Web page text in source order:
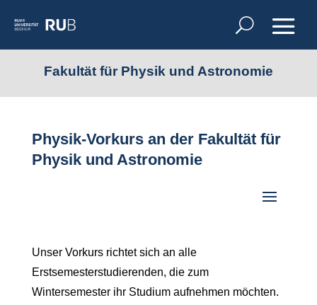
Fakultät für Physik und Astronomie
Physik-Vorkurs an der Fakultät für
Physik und Astronomie
Unser Vorkurs richtet sich an alle
Erstsemesterstudierenden, die zum
Wintersemester ihr Studium aufnehmen möchten.